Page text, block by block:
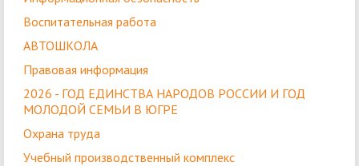
Воспитательная работа
АВТОШКОЛА
Правовая информация
2026 - ГОД ЕДИНСТВА НАРОДОВ РОССИИ И ГОД
МОЛОДОЙ СЕМЬИ В ЮГРЕ
Охрана труда
Учебный производственный комплекс